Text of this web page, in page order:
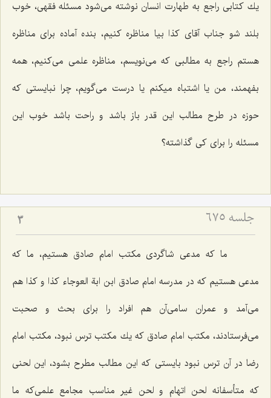
یك كتابی راجع به طهارت انسان نوشته می‌شود مسئله فقهی، خوب
بلند شو جناب آقای كذا بیا مناظره كنیم، بنده آماده برای مناظره
هستم راجع به مطالبی كه می‌نویسم، مناظره علمی می‌كنیم، همه
بفهمند، من یا اشتباه میكنم یا درست می‌گویم، چرا نبایستی كه
حوزه در طرح مطالب این قدر باز باشد و راحت باشد خوب این
مسئله را برای كی گذاشته؟
جلسه ۶۷۵ 3
ما كه مدعی شاگردی مكتب امام صادق هستیم، ما كه
مدعی هستیم كه در مدرسه امام صادق ابن ابة العوجاء كذا و كذا هم
می‌آمد و عمران سامی‌آن هم افراد را برای بحث و صحبت
می‌فرستادند، مكتب امام صادق كه یك مكتب ترس نبود، مكتب امام
رضا در آن ترس نبود بایستی كه این مطالب مطرح بشود، این لحنی
كه متأسفانه لحن اتهام و لحن غیر مناسب مجامع علمی‌كه ما